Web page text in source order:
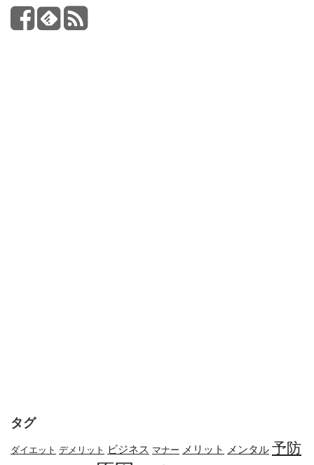
タグ
ダイエット デメリット ビジネス マナー メリット メンタル 予防